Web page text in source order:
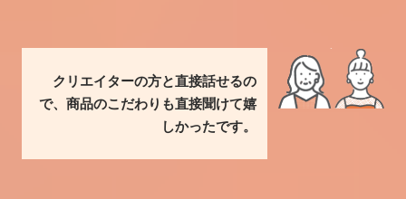
クリエイターの方と直接話せるの
で、商品のこだわりも直接聞けて嬉
しかったです。